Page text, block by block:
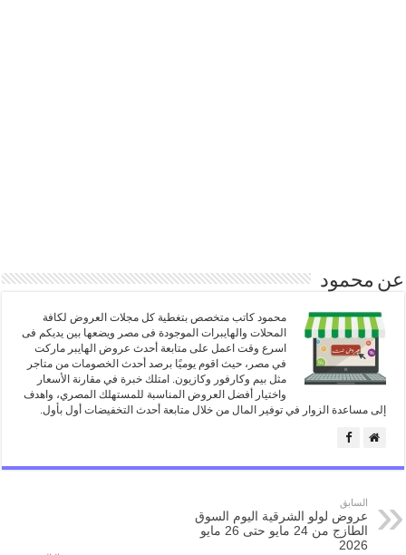
عن محمود
محمود كاتب متخصص بتغطية كل مجلات العروض لكافة
المحلات والهايبرات الموجودة فى مصر ويضعها بين يديكم فى
اسرع وقت اعمل على متابعة أحدث عروض الهايبر ماركت
في مصر، حيث اقوم يوميًا برصد أحدث الخصومات من متاجر
مثل بيم وكارفور وكازيون. امتلك خبرة في مقارنة الأسعار
واختيار أفضل العروض المناسبة للمستهلك المصري، واهدف
إلى مساعدة الزوار في توفير المال من خلال متابعة أحدث التخفيضات أول بأول.
السابق
عروض لولو الشرقية اليوم السوق
الطازج من 24 مايو حتى 26 مايو
2026